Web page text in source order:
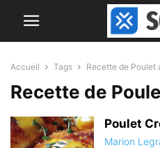
Accueil Tags Recette de Poulet
Recette de
Poulet
Marion